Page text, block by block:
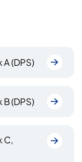
(DPS)
(DPS)
C,